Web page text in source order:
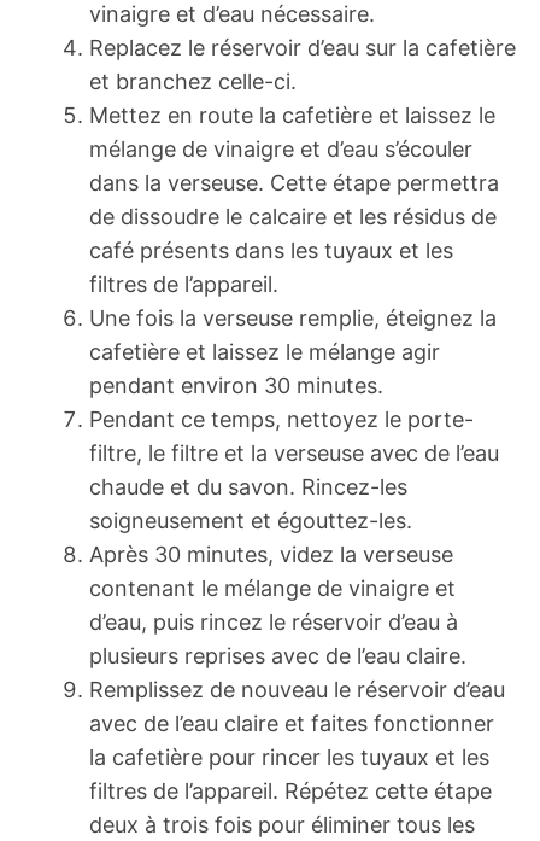
vinaigre et d’eau nécessaire.
Replacez le réservoir d’eau sur la cafetière
et branchez celle-ci.
Mettez en route la cafetière et laissez le
mélange de vinaigre et d’eau s’écouler
dans la verseuse. Cette étape permettra
de dissoudre le calcaire et les résidus de
café présents dans les tuyaux et les
filtres de l’appareil.
Une fois la verseuse remplie, éteignez la
cafetière et laissez le mélange agir
pendant environ 30 minutes.
Pendant ce temps, nettoyez le porte-
filtre, le filtre et la verseuse avec de l’eau
chaude et du savon. Rincez-les
soigneusement et égouttez-les.
Après 30 minutes, videz la verseuse
contenant le mélange de vinaigre et
d’eau, puis rincez le réservoir d’eau à
plusieurs reprises avec de l’eau claire.
Remplissez de nouveau le réservoir d’eau
avec de l’eau claire et faites fonctionner
la cafetière pour rincer les tuyaux et les
filtres de l’appareil. Répétez cette étape
deux à trois fois pour éliminer tous les